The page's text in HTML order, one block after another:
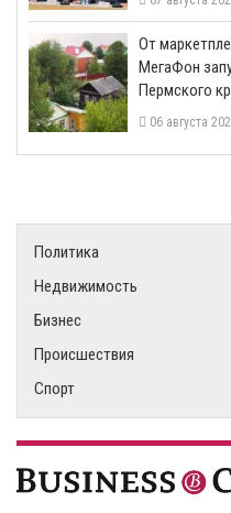
От
МегаФон
Пермского
06 августа
Политика
Недвижимость
Бизнес
Происшествия
Спорт